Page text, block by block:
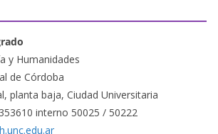
y Humanidades
de Córdoba
planta baja, Ciudad Universitaria
interno 50025 / 50222